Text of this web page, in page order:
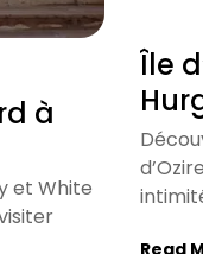
à
et White
Île